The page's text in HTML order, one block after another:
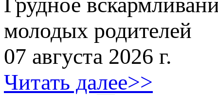
молодых родителей
07 августа 2026 г.
Читать далее>>